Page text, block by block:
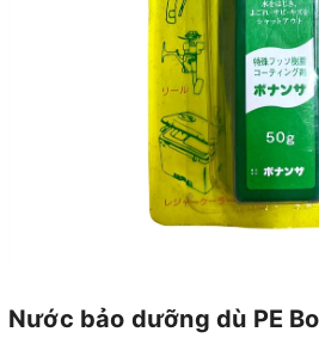
Nước bảo dưỡng dù PE